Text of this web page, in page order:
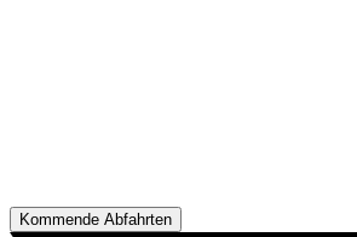
Kommende Abfahrten